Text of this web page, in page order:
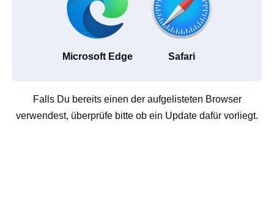
Microsoft Edge Safari
Falls Du bereits einen der aufgelisteten Browser
verwendest, überprüfe bitte ob ein Update dafür vorliegt.